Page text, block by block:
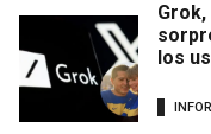
los